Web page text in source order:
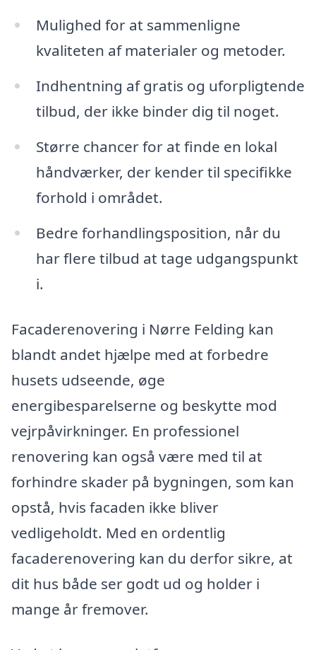
Mulighed for at sammenligne
kvaliteten af materialer og metoder.
Indhentning af gratis og uforpligtende
tilbud, der ikke binder dig til noget.
Større chancer for at finde en lokal
håndværker, der kender til specifikke
forhold i området.
Bedre forhandlingsposition, når du
har flere tilbud at tage udgangspunkt
i.
Facaderenovering i Nørre Felding kan
blandt andet hjælpe med at forbedre
husets udseende, øge
energibesparelserne og beskytte mod
vejrpåvirkninger. En professionel
renovering kan også være med til at
forhindre skader på bygningen, som kan
opstå, hvis facaden ikke bliver
vedligeholdt. Med en ordentlig
facaderenovering kan du derfor sikre, at
dit hus både ser godt ud og holder i
mange år fremover.